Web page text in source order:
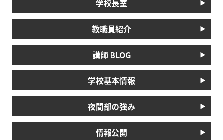
学校長室
教職員紹介
講師 BLOG
学校基本情報
夜間部の強み
情報公開